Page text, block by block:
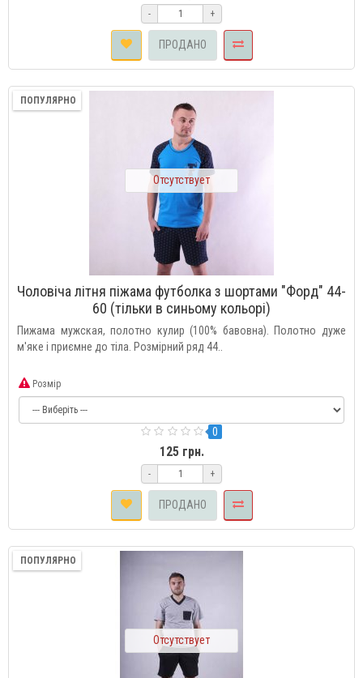
- +
ПРОДАНО
ПОПУЛЯРНО
Отсутствует
Чоловіча літня піжама футболка з шортами "Форд" 44-
60 (тільки в синьому кольорі)
Пижама мужская, полотно кулир (100% бавовна). Полотно дуже
м'яке і приємне до тіла. Розмірний ряд 44..
Розмір
0
125 грн.
- +
ПРОДАНО
ПОПУЛЯРНО
Отсутствует